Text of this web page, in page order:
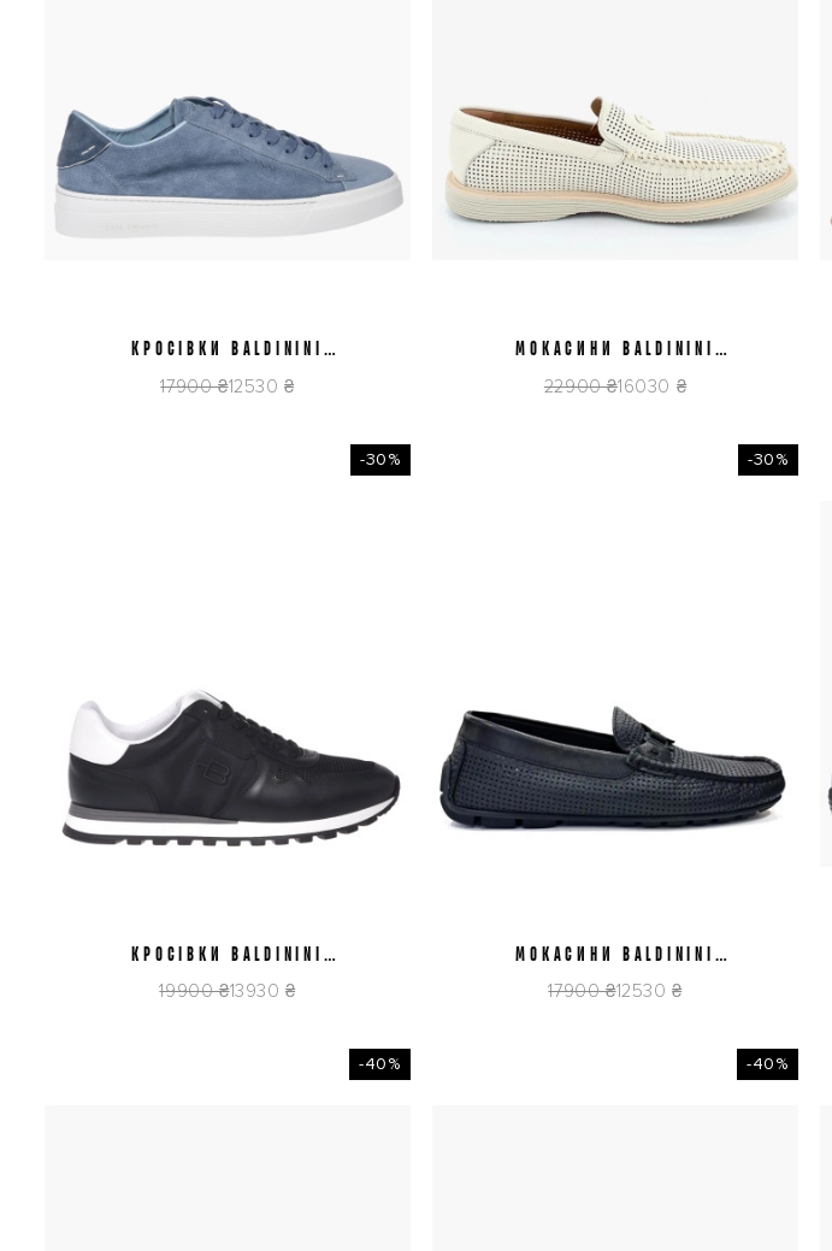
41424344 45
КРОСІВКИ BALDININI
17900 ₴12530 ₴
42 44
МОКАСИНИ BALDININI
22900 ₴16030 ₴
-30%
42 44
КРОСІВКИ BALDININI
19900 ₴13930 ₴
-30%
4143 44 45
МОКАСИНИ BALDININI
17900 ₴12530 ₴
-40% -40%